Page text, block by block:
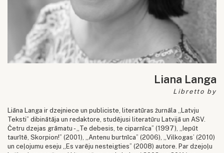
Liana Langa
Libretto by
Liāna Langa ir dzejniece un publiciste, literatūras žurnāla „Latvju
Teksti” dibinātāja un redaktore, studējusi literatūru Latvijā un ASV.
Četru dzejas grāmatu - „Te debesis, te ciparnīca” (1997), „Iepūt
taurītē, Skorpion!” (2001), „Antenu burtnīca” (2006), „Vilkogas’ (2010)
un ceļojumu eseju „Es varēju nesteigties” (2008) autore. Par dzejoļu